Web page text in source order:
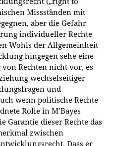
Missständen mit
aber die Gefahr
individueller Rechte
Wohls der Allgemeinheit
hingegen sehe eine
Rechten nicht vor, es
wechselseitiger
und
wenn politische Rechte
Rolle in M’Bayes
Garantie dieser Rechte das
zwischen
Dass er